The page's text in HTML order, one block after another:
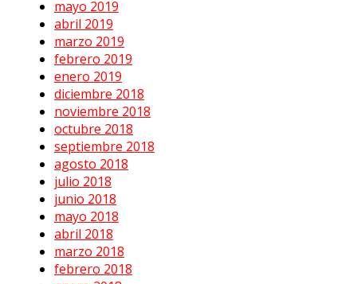
mayo 2019
abril 2019
marzo 2019
febrero 2019
enero 2019
diciembre 2018
noviembre 2018
octubre 2018
septiembre 2018
agosto 2018
julio 2018
junio 2018
mayo 2018
abril 2018
marzo 2018
febrero 2018